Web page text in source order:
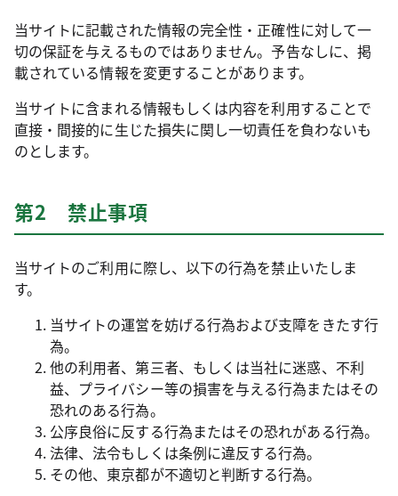
当サイトに記載された情報の完全性・正確性に対して一
切の保証を与えるものではありません。予告なしに、掲
載されている情報を変更することがあります。
当サイトに含まれる情報もしくは内容を利用することで
直接・間接的に生じた損失に関し一切責任を負わないも
のとします。
第2 禁止事項
当サイトのご利用に際し、以下の行為を禁止いたしま
す。
当サイトの運営を妨げる行為および支障をきたす行
為。
他の利用者、第三者、もしくは当社に迷惑、不利
益、プライバシー等の損害を与える行為またはその
恐れのある行為。
公序良俗に反する行為またはその恐れがある行為。
法律、法令もしくは条例に違反する行為。
その他、東京都が不適切と判断する行為。